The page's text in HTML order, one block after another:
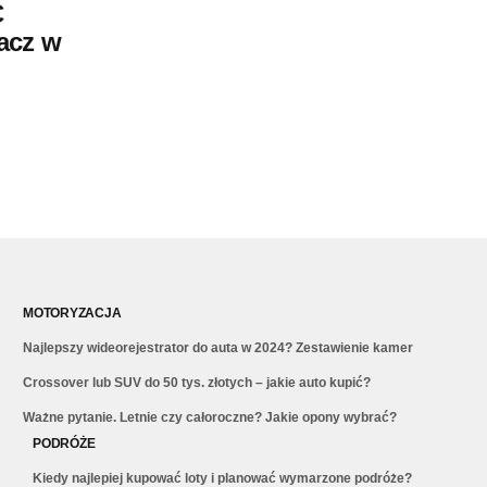
w
MOTORYZACJA
Najlepszy wideorejestrator do auta w 2024? Zestawienie kamer
Crossover lub SUV do 50 tys. złotych – jakie auto kupić?
Ważne pytanie. Letnie czy całoroczne? Jakie opony wybrać?
PODRÓŻE
Kiedy najlepiej kupować loty i planować wymarzone podróże?